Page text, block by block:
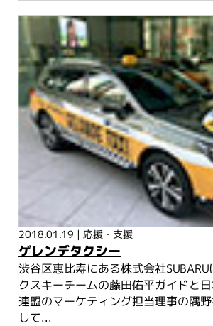
2018.01.19 | 応援・支援
ゲレンデタクシー
渋谷区恵比寿にある株式会社
クスキーチームの藤田佑平ガイドと
連盟のマーケティング担当理事の隅
して...